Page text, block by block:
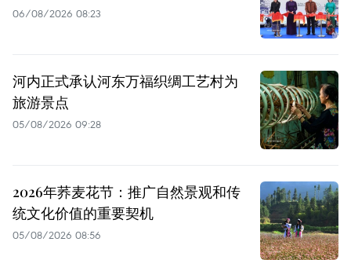
06/08/2026 08:23
河内正式承认河东万福织绸工艺村为
旅游景点
05/08/2026 09:28
2026年荞麦花节：推广自然景观和传
统文化价值的重要契机
05/08/2026 08:56